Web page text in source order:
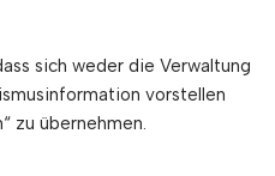
sich weder die Verwaltung
vorstellen
zu übernehmen.